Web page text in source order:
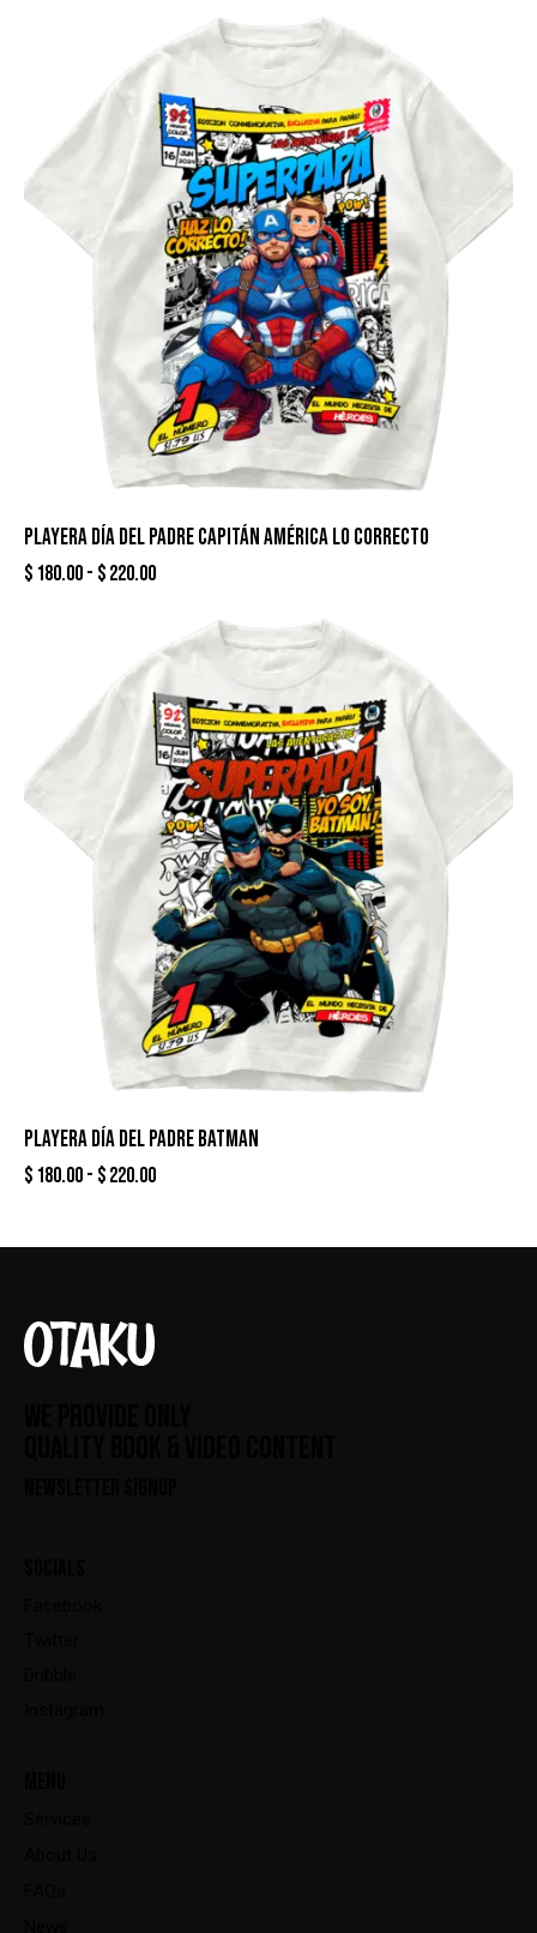
PLAYERA DÍA DEL PADRE CAPITÁN AMÉRICA LO CORRECTO
$ 180.00- $220.00
PLAYERA DÍA DEL PADRE BATMAN
$ 180.00- $220.00